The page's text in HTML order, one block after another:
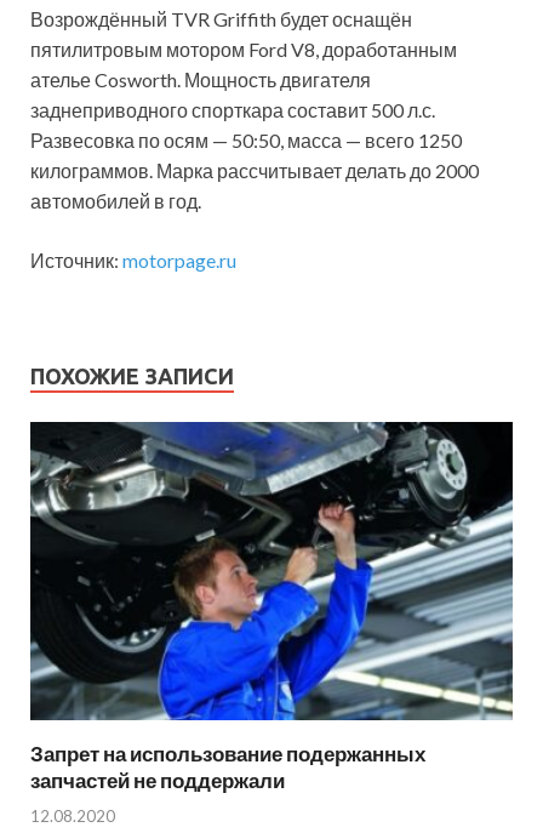
Возрождённый TVR Griffith будет оснащён
пятилитровым мотором Ford V8, доработанным
ателье Cosworth. Мощность двигателя
заднеприводного спорткара составит 500 л.с.
Развесовка по осям — 50:50, масса — всего 1250
килограммов. Марка рассчитывает делать до 2000
автомобилей в год.
Источник: motorpage.ru
ПОХОЖИЕ ЗАПИСИ
Запрет на использование подержанных
запчастей не поддержали
12.08.2020